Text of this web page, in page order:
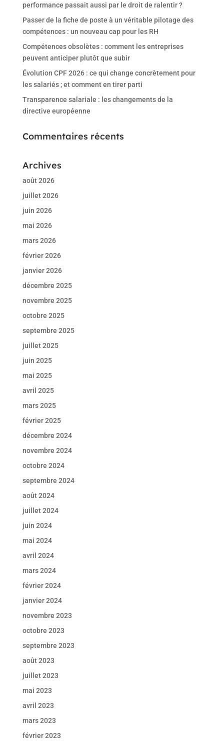
performance passait aussi par le droit de ralentir ?
Passer de la fiche de poste à un véritable pilotage des
compétences : un nouveau cap pour les RH
Compétences obsolètes : comment les entreprises
peuvent anticiper plutôt que subir
Évolution CPF 2026 : ce qui change concrètement pour
les salariés ; et comment en tirer parti
Transparence salariale : les changements de la
directive européenne
Commentaires récents
Archives
août 2026
juillet 2026
juin 2026
mai 2026
mars 2026
février 2026
janvier 2026
décembre 2025
novembre 2025
octobre 2025
septembre 2025
juillet 2025
juin 2025
mai 2025
avril 2025
mars 2025
février 2025
décembre 2024
novembre 2024
octobre 2024
septembre 2024
août 2024
juillet 2024
juin 2024
mai 2024
avril 2024
mars 2024
février 2024
janvier 2024
novembre 2023
octobre 2023
septembre 2023
août 2023
juillet 2023
mai 2023
avril 2023
mars 2023
février 2023